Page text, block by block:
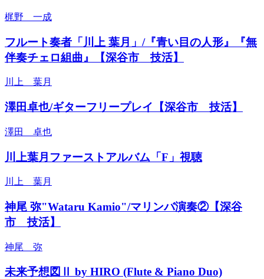
梶野 一成
フルート奏者「川上 葉月」/『青い目の人形』『無
伴奏チェロ組曲』【深谷市 技活】
川上 葉月
澤田卓也/ギターフリープレイ【深谷市 技活】
澤田 卓也
川上葉月ファーストアルバム「F」視聴
川上 葉月
神尾 弥"Wataru Kamio"/マリンバ演奏②【深谷
市 技活】
神尾 弥
未来予想図Ⅱ by HIRO (Flute & Piano Duo)